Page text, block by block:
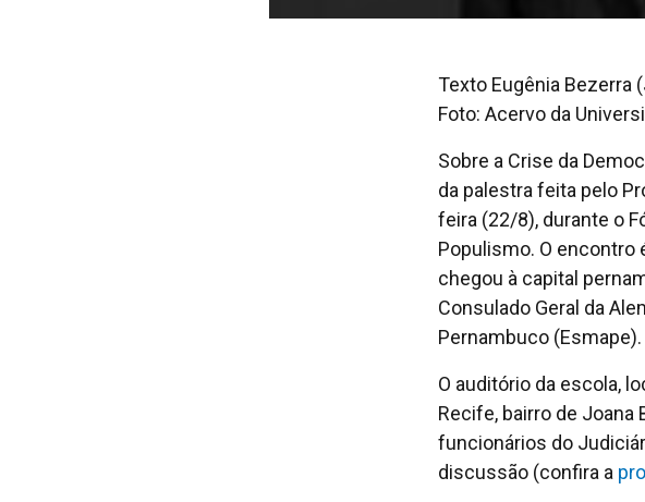
Texto Eugênia Bezerra
Foto: Acervo da
Sobre a Crise da
da palestra feita pelo
feira (22/8), durante o
Populismo. O encontro
chegou à capital
Consulado Geral da
Pernambuco (Esmape).
O auditório da escola,
Recife, bairro de
funcionários do
discussão (confira a